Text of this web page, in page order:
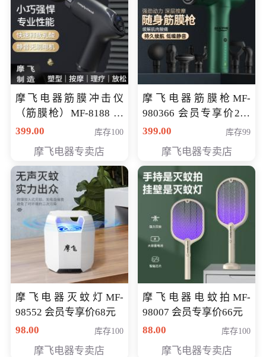
摩飞电器筋膜冲击仪
（筋膜枪）MF-8188 会
员专享价268元
399.00 库存100
摩飞电器专卖店
摩飞电器筋膜枪MF-
980366 会员专享价299
元
399.00 库存99
摩飞电器专卖店
摩飞电器灭蚊灯MF-
98552 会员专享价68元
98.00
库存100
摩飞电器专卖店
摩飞电器电蚊拍MF-
98007 会员专享价66元
88.00
库存100
摩飞电器专卖店